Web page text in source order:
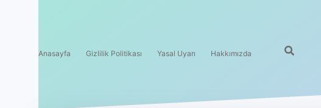
Anasayfa Gizlilik Politikası Yasal Uyarı Hakkımızda